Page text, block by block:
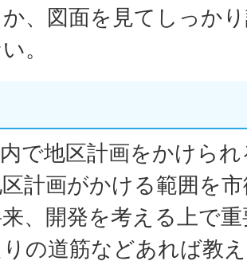
、図面を見てしっか
。
で地区計画をかけら
計画がかける範囲を
、開発を考える上で
の道筋などあれば教